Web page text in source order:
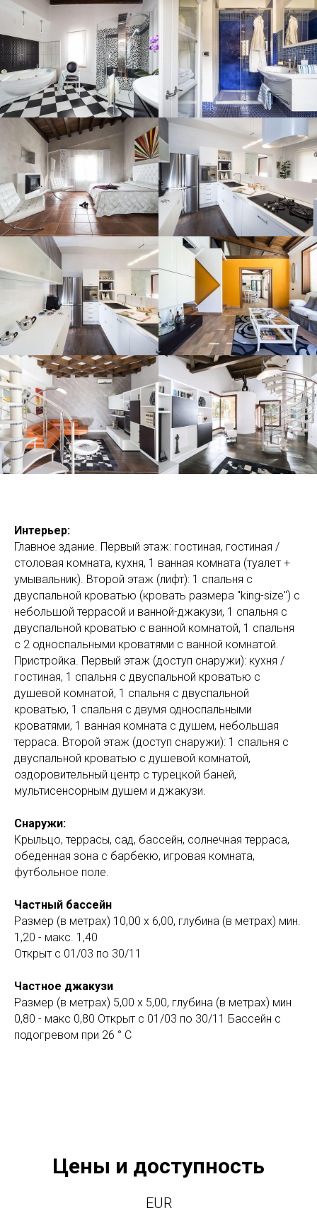
Интерьер:
Главное здание. Первый этаж: гостиная, гостиная /
столовая комната, кухня, 1 ванная комната (туалет +
умывальник). Второй этаж (лифт): 1 спальня с
двуспальной кроватью (кровать размера "king-size") с
небольшой террасой и ванной-джакузи, 1 спальня с
двуспальной кроватью с ванной комнатой, 1 спальня
с 2 односпальными кроватями с ванной комнатой.
Пристройка. Первый этаж (доступ снаружи): кухня /
гостиная, 1 спальня с двуспальной кроватью с
душевой комнатой, 1 спальня с двуспальной
кроватью, 1 спальня с двумя односпальными
кроватями, 1 ванная комната с душем, небольшая
терраса. Второй этаж (доступ снаружи): 1 спальня с
двуспальной кроватью с душевой комнатой,
оздоровительный центр с турецкой баней,
мультисенсорным душем и джакузи.
Снаружи:
Крыльцо, террасы, сад, бассейн, солнечная терраса,
обеденная зона с барбекю, игровая комната,
футбольное поле.
Частный бассейн
Размер (в метрах) 10,00 x 6,00, глубина (в метрах) мин.
1,20 - макс. 1,40
Открыт с 01/03 по 30/11
Частное джакузи
Размер (в метрах) 5,00 x 5,00, глубина (в метрах) мин
0,80 - макс 0,80 Открыт с 01/03 по 30/11 Бассейн с
подогревом при 26 ° C
Цены и доступность
EUR